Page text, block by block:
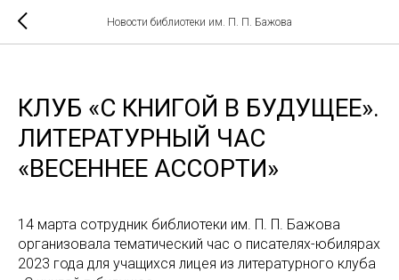
Новости библиотеки им. П. П. Бажова
КЛУБ «С КНИГОЙ В БУДУЩЕЕ».
ЛИТЕРАТУРНЫЙ ЧАС
«ВЕСЕННЕЕ АССОРТИ»
14 марта сотрудник библиотеки им. П. П. Бажова
организовала тематический час о писателях-юбилярах
2023 года для учащихся лицея из литературного клуба